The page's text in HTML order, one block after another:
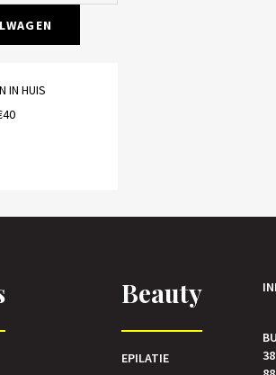
IN HUIS
Beauty
EPILATIE
38